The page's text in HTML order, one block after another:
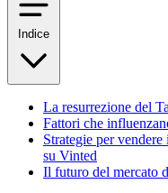
Indice
La resurrezione del
Fattori che
Strategie per
su Vinted
Il futuro del mercato